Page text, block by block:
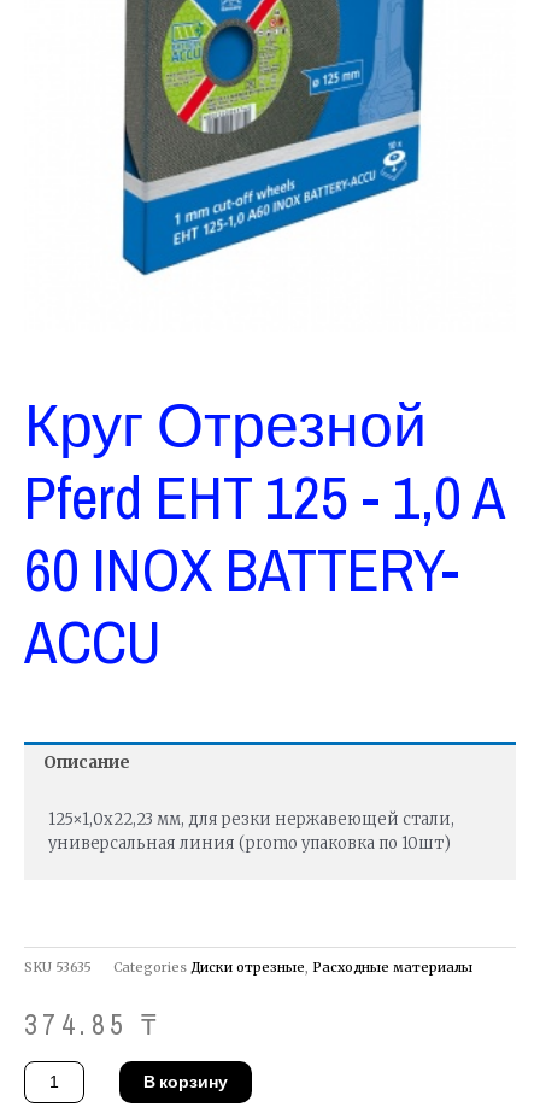
Круг Отрезной
Pferd EHT 125 - 1,0 A
60 INOX BATTERY-
ACCU
Описание
125×1,0x22,23 мм, для резки нержавеющей стали,
универсальная линия (promo упаковка по 10шт)
SKU 53635 Categories Диски отрезные, Расходные материалы
374.85 ₸
Количество
товара
Круг
В корзину